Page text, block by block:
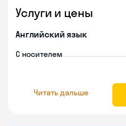
Услуги и цены
Английский язык
С носителем
Читать дальше